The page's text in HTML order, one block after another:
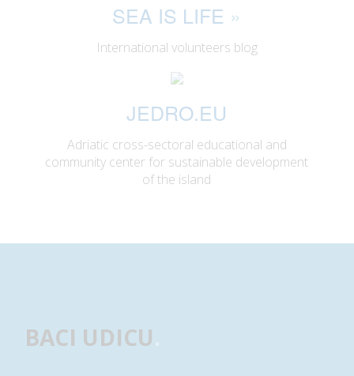
SEA IS LIFE »
International volunteers blog
JEDRO.EU
Adriatic cross-sectoral educational and
community center for sustainable development
of the island
BACI UDICU